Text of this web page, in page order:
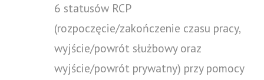
6 statusów RCP
(rozpoczęcie/zakończenie czasu pracy,
wyjście/powrót służbowy oraz
wyjście/powrót prywatny) przy pomocy